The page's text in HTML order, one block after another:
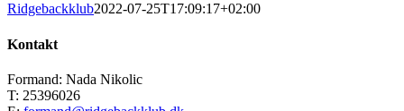
Ridgebackklub2022-07-25T17:09:17+02:00
Kontakt
Formand: Nada Nikolic
T: 25396026